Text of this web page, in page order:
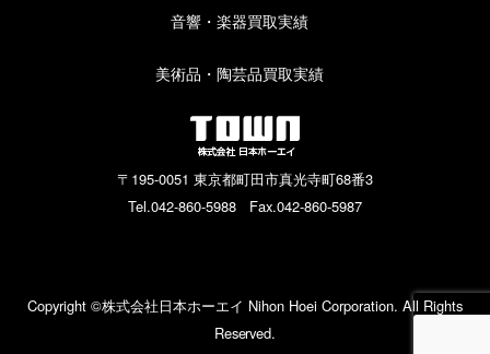
音響・楽器買取実績
美術品・陶芸品買取実績
〒195-0051 東京都町田市真光寺町68番3
Tel.042-860-5988 Fax.042-860-5987
Copyright ©株式会社日本ホーエイ Nihon Hoei Corporation. All Rights
Reserved.